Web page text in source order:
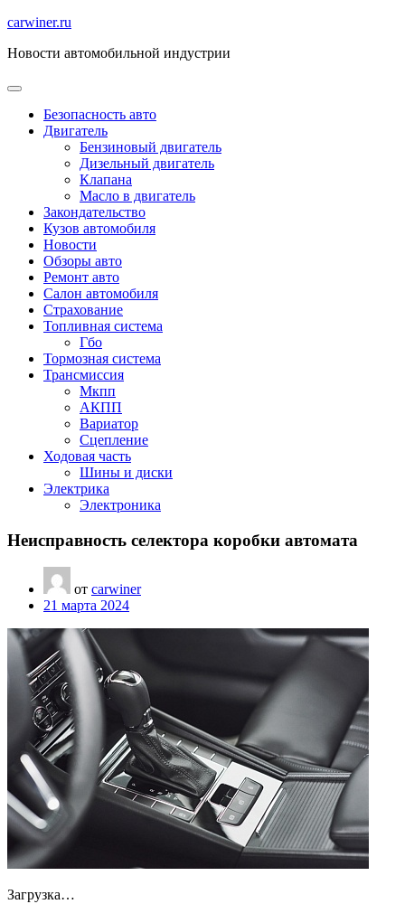
Перейти
содержимому
carwiner.ru
Новости автомобильной индустрии
Безопасность авто
Двигатель
Бензиновый двигатель
Дизельный двигатель
Клапана
Масло в двигатель
Закондательство
Кузов автомобиля
Новости
Обзоры авто
Ремонт авто
Салон автомобиля
Страхование
Топливная система
Гбо
Тормозная система
Трансмиссия
Мкпп
АКПП
Вариатор
Сцепление
Ходовая часть
Шины и диски
Электрика
Электроника
Неисправность селектора коробки автомата
от carwiner
21 марта 2024
Загрузка…